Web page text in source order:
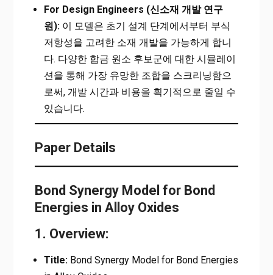
For Design Engineers (신소재 개발 연구
원):이 모델은 초기 설계 단계에서부터 부식
저항성을 고려한 소재 개발을 가능하게 합니
다. 다양한 합금 원소 후보군에 대한 시뮬레이
션을 통해 가장 유망한 조합을 스크리닝함으
로써, 개발 시간과 비용을 획기적으로 줄일 수
있습니다.
Paper Details
Bond Synergy Model for Bond
Energies in Alloy Oxides
1. Overview:
Title:Bond Synergy Model for Bond Energies